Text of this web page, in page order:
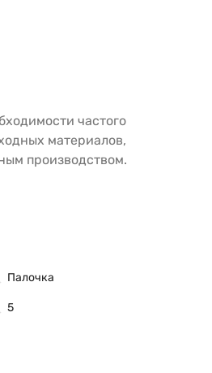
частого
материалов,
производством.
Палочка
5